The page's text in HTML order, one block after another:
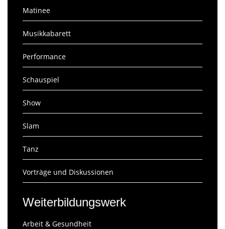
Matinee
Musikkabarett
Performance
Schauspiel
Show
Slam
Tanz
Vorträge und Diskussionen
Weiterbildungswerk
Arbeit & Gesundheit